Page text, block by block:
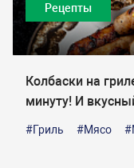
Рецепты
Колбаски на
минуту! И
#Гриль #Мясо